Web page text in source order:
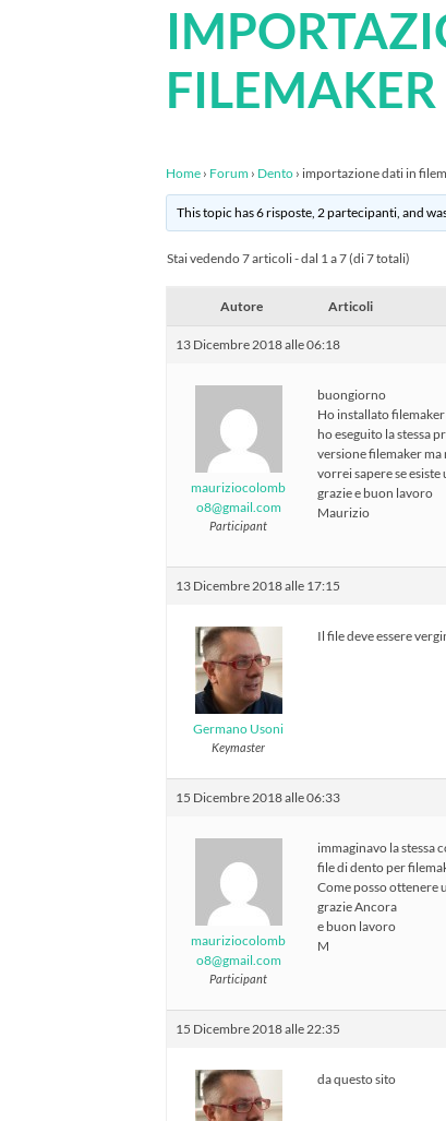
Home › Forum › Dento › importazione dati in
This topic has 6 risposte, 2 partecipanti, and
Stai vedendo 7 articoli - dal 1 a 7 (di 7 totali)
Autore Articoli
13 Dicembre 2018 alle 06:18
mauriziocolomb
o8@gmail.com
Participant
buongiorno
Ho installato
ho eseguito la stessa
versione filemaker
vorrei sapere se
grazie e buon lavoro
Maurizio
13 Dicembre 2018 alle 17:15
Germano Usoni
Keymaster
Il file deve essere
15 Dicembre 2018 alle 06:33
mauriziocolomb
o8@gmail.com
Participant
immaginavo la stessa
file di dento per
Come posso ottenere
grazie Ancora
e buon lavoro
M
15 Dicembre 2018 alle 22:35
da questo sito